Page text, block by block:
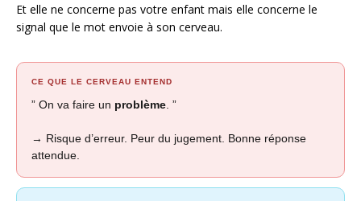
Et elle ne concerne pas votre enfant mais elle concerne le
signal que le mot envoie à son cerveau.
CE QUE LE CERVEAU ENTEND
” On va faire un problème . ”
→ Risque d’erreur. Peur du jugement. Bonne réponse
attendue.